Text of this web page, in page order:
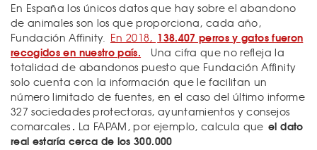
En España los únicos datos que hay sobre el abandono
de animales son los que proporciona, cada año,
Fundación Affinity. En 2018, 138.407 perros y gatos fueron
recogidos en nuestro país.
Una cifra que no refleja la
totalidad de abandonos puesto que Fundación Affinity
solo cuenta con la información que le facilitan un
número limitado de fuentes, en el caso del último informe
327 sociedades protectoras, ayuntamientos y consejos
comarcales . La FAPAM, por ejemplo, calcula que el dato
real estaría cerca de los 300.000